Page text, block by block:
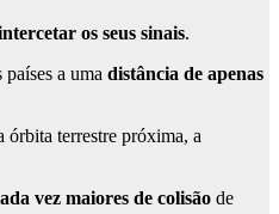
os seus sinais.
a uma distância de apenas
órbita terrestre próxima, a
vez maiores de colisão de